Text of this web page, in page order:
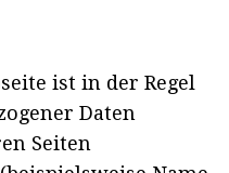
ist in der Regel
Daten
Seiten